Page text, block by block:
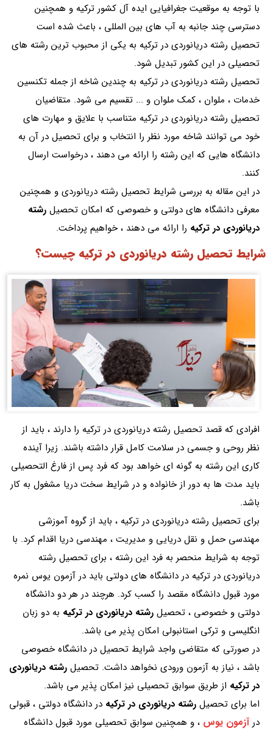
با توجه به موقعیت جغرافیایی ایده آل کشور ترکیه و همچنین
دسترسی چند جانبه به آب های بین المللی ، باعث شده است
تحصیل رشته دریانوردی در ترکیه به یکی از محبوب ترین رشته های
تحصیلی در این کشور تبدیل شود.
تحصیل رشته دریانوردی در ترکیه به چندین شاخه از جمله تکنسین
خدمات ، ملوان ، کمک ملوان و ... تقسیم می شود. متقاضیان
تحصیل رشته دریانوردی در ترکیه متناسب با علایق و مهارت های
خود می توانند شاخه مورد نظر را انتخاب و برای تحصیل در آن به
دانشگاه هایی که این رشته را ارائه می دهند ، درخواست ارسال
کنند.
در این مقاله به بررسی شرایط تحصیل رشته دریانوردی و همچنین
معرفی دانشگاه های دولتی و خصوصی که امکان تحصیل رشته
دریانوردی در ترکیه را ارائه می دهند ، خواهیم پرداخت.
شرایط تحصیل رشته دریانوردی در ترکیه چیست؟
افرادی که قصد تحصیل رشته دریانوردی در ترکیه را دارند ، باید از
نظر روحی و جسمی در سلامت کامل قرار داشته باشند. زیرا آینده
کاری این رشته به گونه ای خواهد بود که فرد پس از فارغ التحصیلی
باید مدت ها به دور از خانواده و در شرایط سخت دریا مشغول به کار
باشد.
برای تحصیل رشته دریانوردی در ترکیه ، باید از گروه آموزشی
مهندسی حمل و نقل دریایی و مدیریت ، مهندسی دریا اقدام کرد. با
توجه به شرایط منحصر به فرد این رشته ، برای تحصیل رشته
دریانوردی در ترکیه در دانشگاه های دولتی باید در آزمون یوس نمره
مورد قبول دانشگاه مقصد را کسب کرد. هرچند در هر دو دانشگاه
دولتی و خصوصی ، تحصیل رشته دریانوردی در ترکیه به دو زبان
انگلیسی و ترکی استانبولی امکان پذیر می باشد.
در صورتی که متقاضی واجد شرایط تحصیل در دانشگاه خصوصی
باشد ، نیاز به آزمون ورودی نخواهد داشت. تحصیل رشته دریانوردی
در ترکیه از طریق سوابق تحصیلی نیز امکان پذیر می باشد.
اما برای تحصیل رشته دریانوردی در ترکیه در دانشگاه دولتی ، قبولی
درآزمون یوس ، و همچنین سوابق تحصیلی مورد قبول دانشگاه